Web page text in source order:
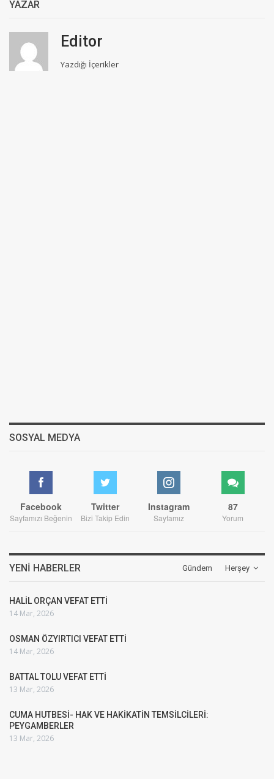
YAZAR
Editor
Yazdığı İçerikler
SOSYAL MEDYA
Facebook
Sayfamızı Beğenin
Twitter
Bizi Takip Edin
Instagram
Sayfamız
87
Yorum
Herşey
YENI HABERLER Gündem
HALİL ORÇAN VEFAT ETTİ
14 Mar, 2026
OSMAN ÖZYIRTICI VEFAT ETTİ
14 Mar, 2026
BATTAL TOLU VEFAT ETTİ
13 Mar, 2026
CUMA HUTBESİ- HAK VE HAKİKATİN TEMSİLCİLERİ:
PEYGAMBERLER
13 Mar, 2026